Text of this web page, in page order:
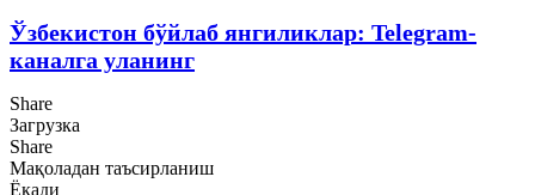
Ўзбекистон бўйлаб янгиликлар: Telegram-
каналга уланинг
Share
Загрузка
Share
Мақоладан таъсирланиш
Ёқади